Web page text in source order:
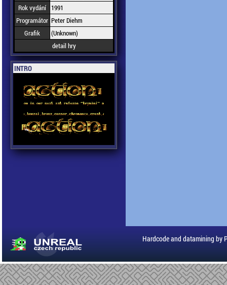
Rok vydání
1991
Programátor Peter Diehm
Grafik
(Unknown)
detail hry
INTRO
Hardcode and datamining by